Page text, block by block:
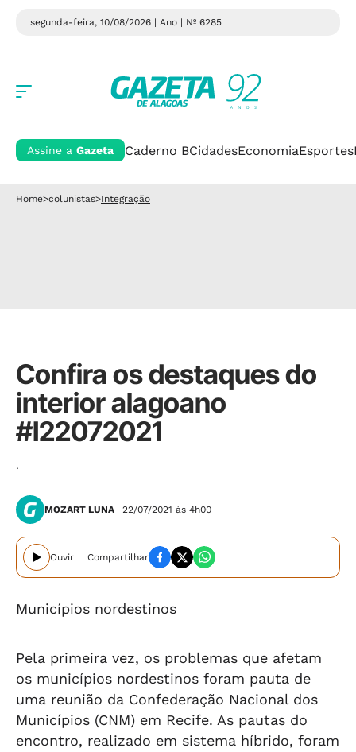
segunda-feira, 10/08/2026 | Ano | Nº 6285
Assine a Gazeta Caderno BCidadesEconomiaEsportes
Home>colunistas>Integração
Confira os destaques do
interior alagoano
#I22072021
.
MOZART LUNA | 22/07/2021 às 4h00
Ouvir Compartilhar
Municípios nordestinos
Pela primeira vez, os problemas que afetam
os municípios nordestinos foram pauta de
uma reunião da Confederação Nacional dos
Municípios (CNM) em Recife. As pautas do
encontro, realizado em sistema híbrido, foram